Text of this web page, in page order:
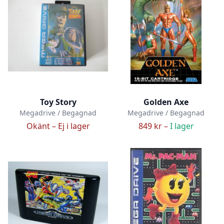
Toy Story
Megadrive / Begagnad
Okänt – Ej i lager
Golden Axe
Megadrive / Begagnad
849 kr –I lager